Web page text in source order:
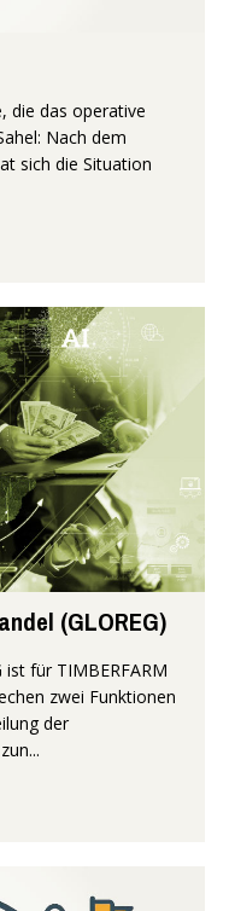
die das operative
Nach dem
sich die Situation
(GLOREG)
für TIMBERFARM
zwei Funktionen
der